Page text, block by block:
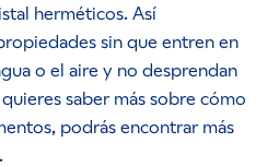
herméticos. Así
sin que entren en
o el aire y no desprendan
saber más sobre cómo
podrás encontrar más